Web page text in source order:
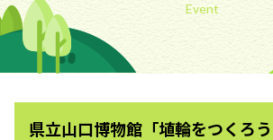
地球温暖化を防ぐ
ごみを減らす
自然環境を守る
Event
県立山口博物館「埴輪をつくろう